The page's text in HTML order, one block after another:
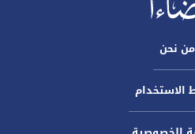
من نحن
الاستخدام